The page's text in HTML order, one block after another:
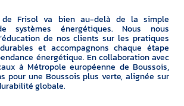
de Frisol va bien au-delà de la simple
systèmes énergétiques. Nous nous
de nos clients sur les pratiques
et accompagnons chaque étape
énergétique. En collaboration avec
à Métropole européenne de Boussois,
pour une Boussois plus verte, alignée sur
globale.